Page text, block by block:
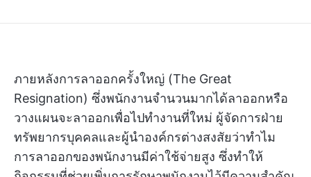
ภายหลังการลาออกครั้งใหญ่ (The Great
Resignation) ซึ่งพนักงานจำนวนมากได้ลาออกหรือ
วางแผนจะลาออกเพื่อไปทำงานที่ใหม่ ผู้จัดการฝ่าย
ทรัพยากรบุคคลและผู้นำองค์กรต่างสงสัยว่าทำไม
การลาออกของพนักงานมีค่าใช้จ่ายสูง ซึ่งทำให้